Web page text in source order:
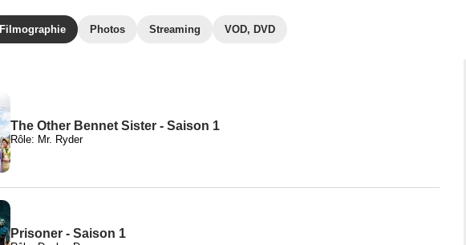
Filmographie Photos Streaming VOD, DVD
The Other Bennet Sister - Saison 1
Rôle: Mr. Ryder
Prisoner - Saison 1